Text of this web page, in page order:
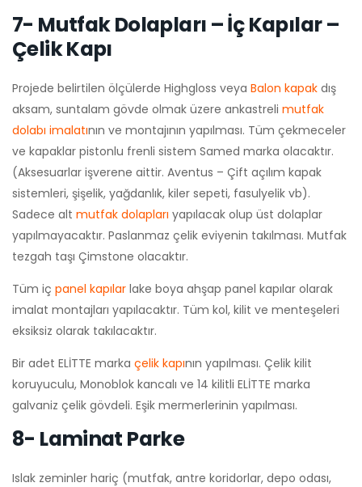
7- Mutfak Dolapları – İç Kapılar –
Çelik Kapı
Projede belirtilen ölçülerde Highgloss veya Balon kapak dış
aksam, suntalam gövde olmak üzere ankastreli mutfak
dolabı imalatının ve montajının yapılması. Tüm çekmeceler
ve kapaklar pistonlu frenli sistem Samed marka olacaktır.
(Aksesuarlar işverene aittir. Aventus – Çift açılım kapak
sistemleri, şişelik, yağdanlık, kiler sepeti, fasulyelik vb).
Sadece alt mutfak dolapları yapılacak olup üst dolaplar
yapılmayacaktır. Paslanmaz çelik eviyenin takılması. Mutfak
tezgah taşı Çimstone olacaktır.
Tüm iç panel kapılar lake boya ahşap panel kapılar olarak
imalat montajları yapılacaktır. Tüm kol, kilit ve menteşeleri
eksiksiz olarak takılacaktır.
Bir adet ELİTTE marka çelik kapının yapılması. Çelik kilit
koruyuculu, Monoblok kancalı ve 14 kilitli ELİTTE marka
galvaniz çelik gövdeli. Eşik mermerlerinin yapılması.
8- Laminat Parke
Islak zeminler hariç (mutfak, antre koridorlar, depo odası,